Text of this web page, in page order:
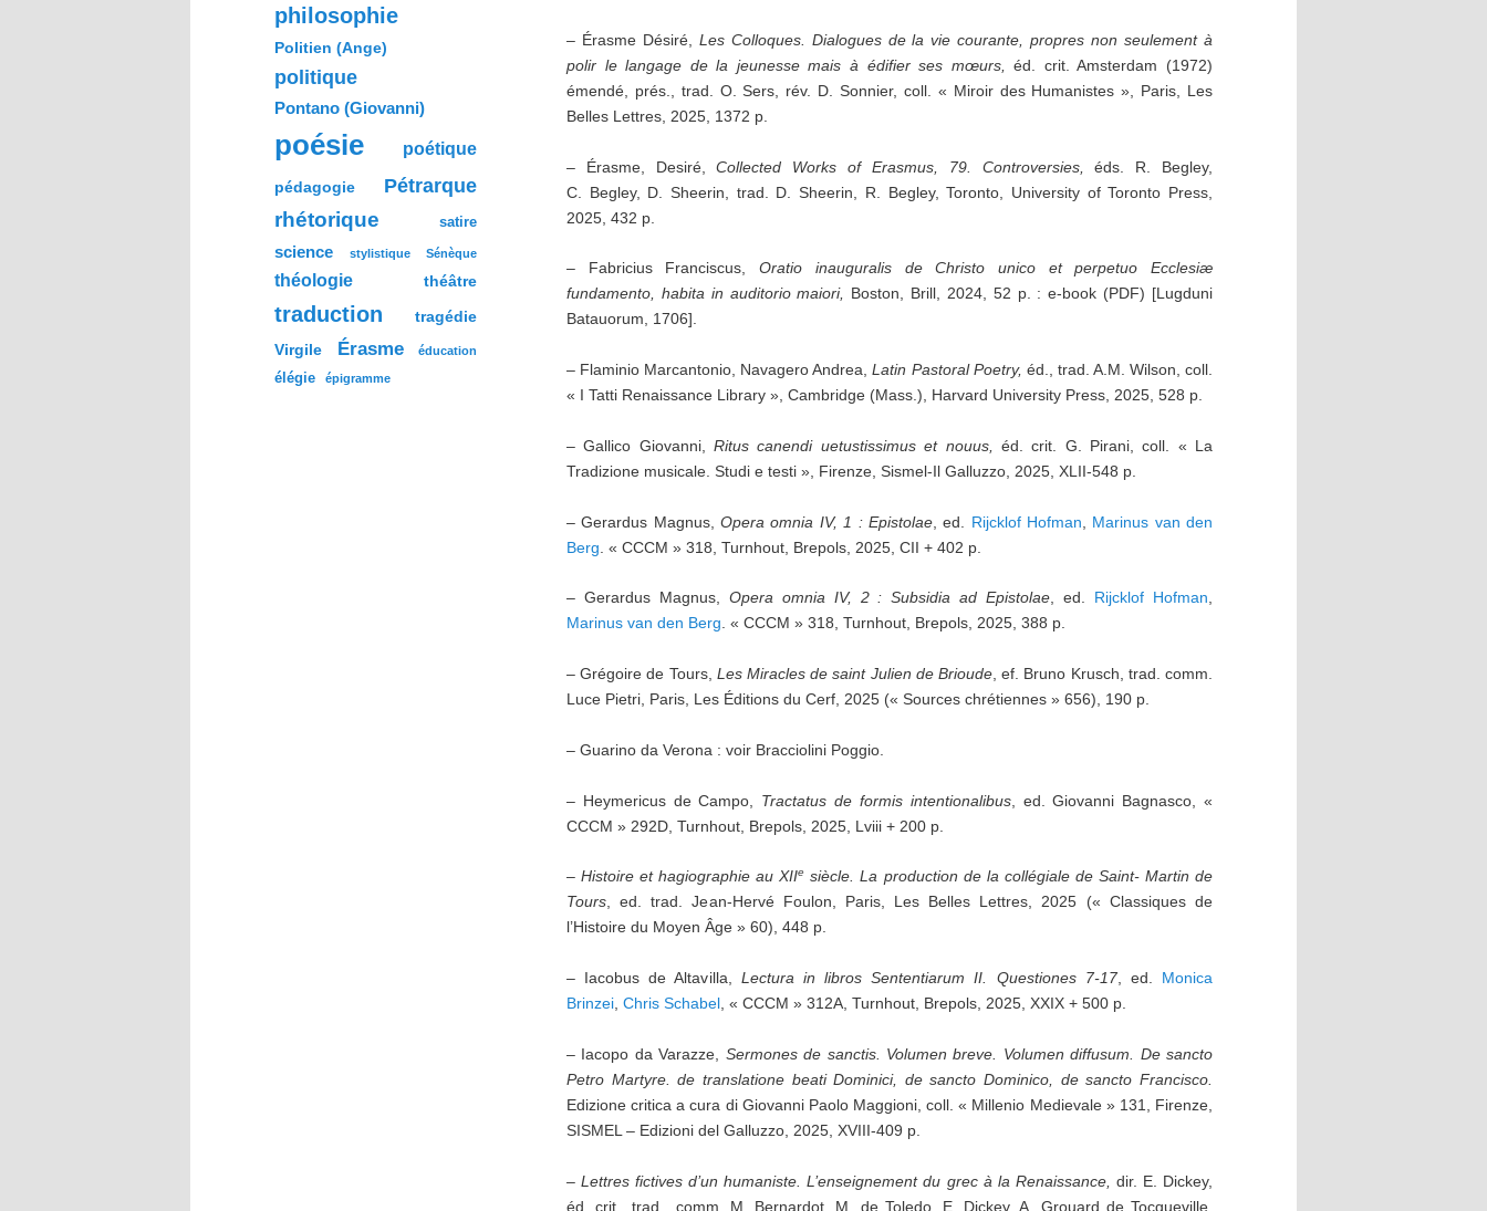
– Érasme Désiré, Les Colloques. Dialogues de la vie courante, propres non seulement à
polir le langage de la jeunesse mais à édifier ses mœurs,
éd. crit. Amsterdam (1972)
émendé, prés., trad. O. Sers, rév. D. Sonnier, coll. « Miroir des Humanistes », Paris, Les
Belles Lettres, 2025, 1372 p.
– Érasme, Desiré,Collected Works of Erasmus, 79. Controversies,éds. R. Begley,
C. Begley, D. Sheerin, trad. D. Sheerin, R. Begley, Toronto, University of Toronto Press,
2025, 432 p.
– Fabricius Franciscus, Oratio inauguralis de Christo unico et perpetuo Ecclesiæ
fundamento, habita in auditorio maiori, Boston, Brill, 2024, 52 p. : e-book (PDF) [Lugduni
Batauorum, 1706].
– Flaminio Marcantonio, Navagero Andrea,Latin Pastoral Poetry, éd., trad. A.M. Wilson, coll.
« I Tatti Renaissance Library », Cambridge (Mass.), Harvard University Press, 2025, 528 p.
– Gallico Giovanni,Ritus canendi uetustissimus et nouus,
éd. crit. G. Pirani, coll. « La
Tradizione musicale. Studi e testi », Firenze, Sismel-Il Galluzzo, 2025, XLII-548 p.
– Gerardus Magnus,Opera omnia IV, 1 : Epistolae, ed. Rijcklof Hofman
Marinus van den
Berg . « CCCM » 318, Turnhout, Brepols, 2025, CII + 402 p.
– Gerardus Magnus, Opera omnia IV, 2 : Subsidia ad Epistolae, ed. Rijcklof Hofman,
Marinus van den Berg. « CCCM » 318, Turnhout, Brepols, 2025, 388 p.
– Grégoire de Tours, Les Miracles de saint Julien de Brioude , ef. Bruno Krusch, trad. comm.
Luce Pietri, Paris, Les Éditions du Cerf, 2025 (« Sources chrétiennes » 656), 190 p.
– Guarino da Verona : voir Bracciolini Poggio.
– Heymericus de Campo, Tractatus de formis intentionalibus, ed. Giovanni Bagnasco, «
CCCM » 292D, Turnhout, Brepols, 2025, Lviii + 200 p.
–Histoire et hagiographie au XIIe siècle. La production de la collégiale de Saint- Martin de
Tours, ed. trad. Jean-Hervé Foulon, Paris, Les Belles Lettres, 2025 (« Classiques de
l’Histoire du Moyen Âge » 60), 448 p.
– Iacobus de Altavilla, Lectura in libros Sententiarum II. Questiones 7-17, ed. Monica
Brinzei Chris Schabel , « CCCM » 312A, Turnhout, Brepols, 2025, XXIX + 500 p.
– Iacopo da Varazze, Sermones de sanctis. Volumen breve. Volumen diffusum. De sancto
Petro Martyre.
de translatione beati Dominici, de sancto Dominico, de sancto Francisco.
Edizione critica a cura di Giovanni Paolo Maggioni, coll. « Millenio Medievale » 131, Firenze,
SISMEL – Edizioni del Galluzzo, 2025, XVIII-409 p.
– Lettres fictives d’un humaniste.L’enseignement du grec à la Renaissance, dir. E. Dickey,
éd. crit., trad., comm. M. Bernardot, M. de Toledo, E. Dickey, A. Grouard de Tocqueville,
philosophie
Politien (Ange)
politique
Pontano (Giovanni)
poésie poétique
pédagogie Pétrarque
rhétorique satire
science stylistique Sénèque
théologie théâtre
traduction
tragédie
Virgile
Érasme éducation
élégie épigramme